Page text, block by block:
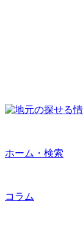
ホーム・検索
コラム